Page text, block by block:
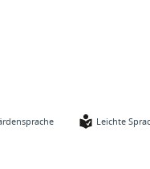
Leichte